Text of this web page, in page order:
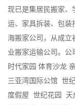
现已是集居民搬家、
运、家具拆装、包装
海搬家公司，从成立
业搬家运输公司。公
时代家园 体育沙龙
三亚湾国际公馆 世
度假屋 世纪花园 天